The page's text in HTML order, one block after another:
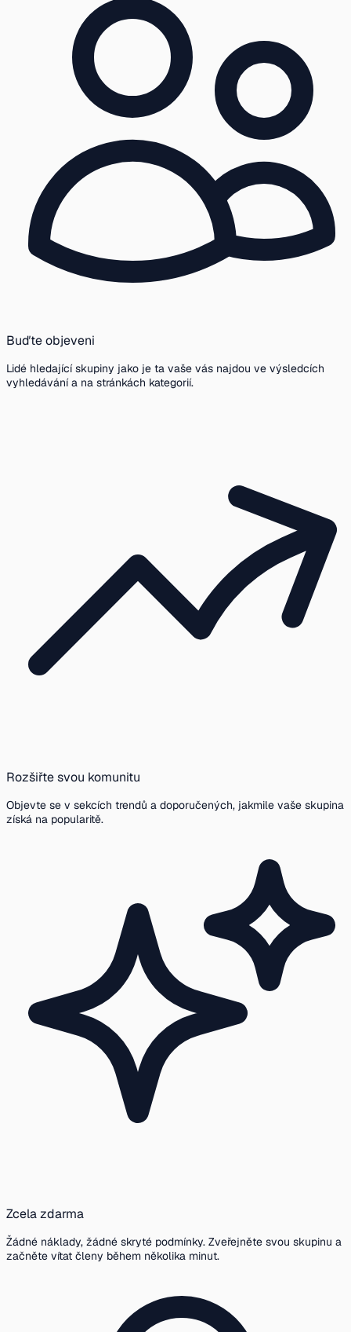
Buďte objeveni
Lidé hledající skupiny jako je ta vaše vás najdou ve výsledcích
vyhledávání a na stránkách kategorií.
Rozšiřte svou komunitu
Objevte se v sekcích trendů a doporučených, jakmile vaše skupina
získá na popularitě.
Zcela zdarma
Žádné náklady, žádné skryté podmínky. Zveřejněte svou skupinu a
začněte vítat členy během několika minut.